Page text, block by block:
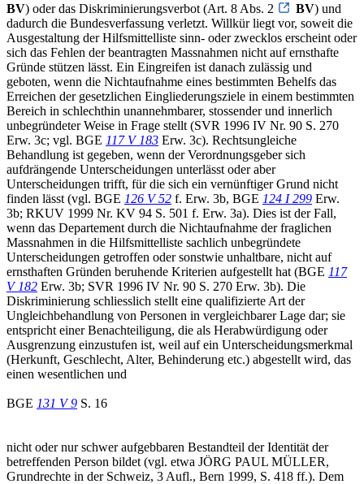
BV) oder das Diskriminierungsverbot (Art. 8 Abs. 2 BV) und
dadurch die Bundesverfassung verletzt. Willkür liegt vor, soweit die
Ausgestaltung der Hilfsmittelliste sinn- oder zwecklos erscheint oder
sich das Fehlen der beantragten Massnahmen nicht auf ernsthafte
Gründe stützen lässt. Ein Eingreifen ist danach zulässig und
geboten, wenn die Nichtaufnahme eines bestimmten Behelfs das
Erreichen der gesetzlichen Eingliederungsziele in einem bestimmten
Bereich in schlechthin unannehmbarer, stossender und innerlich
unbegründeter Weise in Frage stellt (SVR 1996 IV Nr. 90 S. 270
Erw. 3c; vgl. BGE 117 V 183 Erw. 3c). Rechtsungleiche
Behandlung ist gegeben, wenn der Verordnungsgeber sich
aufdrängende Unterscheidungen unterlässt oder aber
Unterscheidungen trifft, für die sich ein vernünftiger Grund nicht
finden lässt (vgl. BGE 126 V 52 f. Erw. 3b, BGE 124 I 299 Erw.
3b; RKUV 1999 Nr. KV 94 S. 501 f. Erw. 3a). Dies ist der Fall,
wenn das Departement durch die Nichtaufnahme der fraglichen
Massnahmen in die Hilfsmittelliste sachlich unbegründete
Unterscheidungen getroffen oder sonstwie unhaltbare, nicht auf
ernsthaften Gründen beruhende Kriterien aufgestellt hat (BGE 117
V 182 Erw. 3b; SVR 1996 IV Nr. 90 S. 270 Erw. 3b). Die
Diskriminierung schliesslich stellt eine qualifizierte Art der
Ungleichbehandlung von Personen in vergleichbarer Lage dar; sie
entspricht einer Benachteiligung, die als Herabwürdigung oder
Ausgrenzung einzustufen ist, weil auf ein Unterscheidungsmerkmal
(Herkunft, Geschlecht, Alter, Behinderung etc.) abgestellt wird, das
einen wesentlichen und
BGE 131 V 9 S. 16
nicht oder nur schwer aufgebbaren Bestandteil der Identität der
betreffenden Person bildet (vgl. etwa JÖRG PAUL MÜLLER,
Grundrechte in der Schweiz, 3 Aufl., Bern 1999, S. 418 ff.). Dem